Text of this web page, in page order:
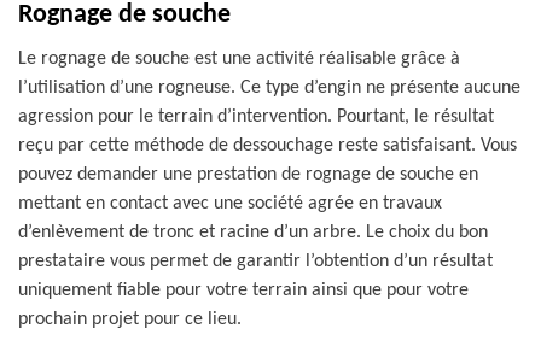
Rognage de souche
Le rognage de souche est une activité réalisable grâce à
l’utilisation d’une rogneuse. Ce type d’engin ne présente aucune
agression pour le terrain d’intervention. Pourtant, le résultat
reçu par cette méthode de dessouchage reste satisfaisant. Vous
pouvez demander une prestation de rognage de souche en
mettant en contact avec une société agrée en travaux
d’enlèvement de tronc et racine d’un arbre. Le choix du bon
prestataire vous permet de garantir l’obtention d’un résultat
uniquement fiable pour votre terrain ainsi que pour votre
prochain projet pour ce lieu.